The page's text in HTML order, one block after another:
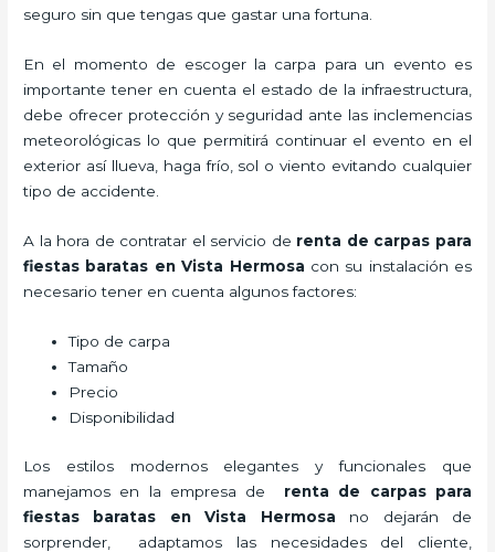
seguro sin que tengas que gastar una fortuna.
En el momento de escoger la carpa para un evento es
importante tener en cuenta el estado de la infraestructura,
debe ofrecer protección y seguridad ante las inclemencias
meteorológicas lo que permitirá continuar el evento en el
exterior así llueva, haga frío, sol o viento evitando cualquier
tipo de accidente.
A la hora de contratar el servicio de renta de carpas para
fiestas baratas en Vista Hermosa con su instalación es
necesario tener en cuenta algunos factores:
Tipo de carpa
Tamaño
Precio
Disponibilidad
Los estilos modernos elegantes y funcionales que
manejamos en la empresa de renta de carpas para
fiestas baratas en Vista Hermosa no dejarán de
sorprender, adaptamos las necesidades del cliente,